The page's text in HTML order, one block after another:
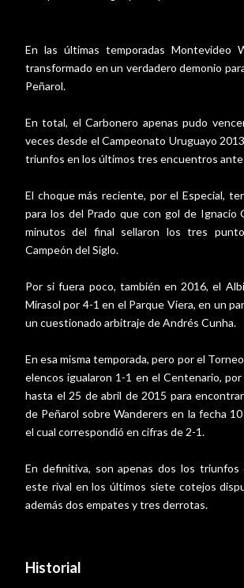
En las últimas temporadas Montevideo
transformado en un verdadero demonio
Peñarol.
En total, el Carbonero apenas pudo
veces desde el Campeonato Uruguayo
triunfos en los últimos tres encuentros
El choque más reciente, por el Especial,
para los del Prado que con gol de Ignacio
minutos del final sellaron los tres
Campeón del Siglo.
Por si fuera poco, también en 2016, el
Mirasol por 4-1 en el Parque Viera, en un
un cuestionado arbitraje de Andrés Cunha.
En esa misma temporada, pero por el
elencos igualaron 1-1 en el Centenario,
hasta el 25 de abril de 2015 para
de Peñarol sobre Wanderers en la fecha
el cual correspondió en cifras de 2-1.
En definitiva, son apenas dos los triunfos
este rival en los últimos siete cotejos
además dos empates y tres derrotas.
Historial